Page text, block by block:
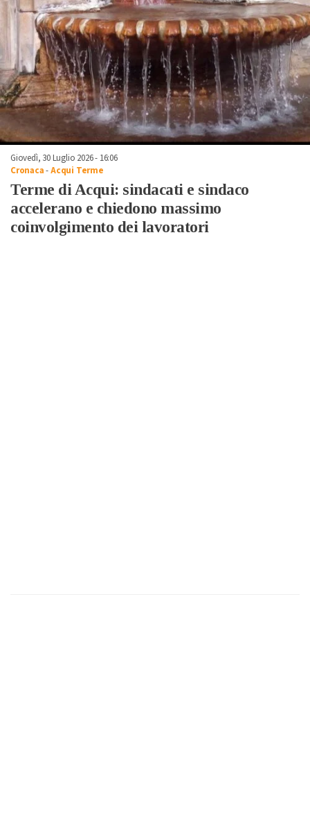
Giovedì, 30 Luglio 2026 - 16:06
Cronaca-Acqui Terme
Terme di Acqui: sindacati e sindaco
accelerano e chiedono massimo
coinvolgimento dei lavoratori